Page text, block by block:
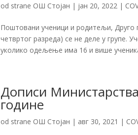
od strane ОШ Стојан | јан 20, 2022 |
Поштовани ученици и родитељи, Друго
четвртог разреда) се не деле у групе.
уколико одељење има 16 и више
Дописи
године
od strane ОШ Стојан | авг 30, 2021 |